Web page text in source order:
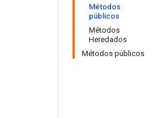
Métodos
públicos
Métodos
Heredados
Métodos públicos